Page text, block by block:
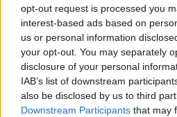
opt-out request is processed you
interest-based ads based on
us or personal information
your opt-out. You may separately
disclosure of your personal
IAB’s list of downstream
also be disclosed by us to third
Downstream Participants that may
Mau tempo: Praia fluvial do Alamal
do Programa Crescer com o
A Câmara de Gavião vai receber